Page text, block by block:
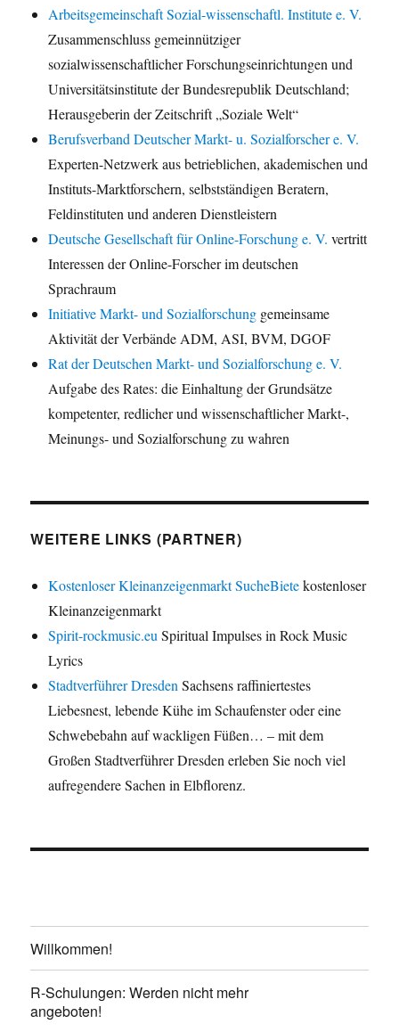
Arbeitsgemeinschaft Sozial-wissenschaftl. Institute e. V.
Zusammenschluss gemeinnütziger
sozialwissenschaftlicher Forschungseinrichtungen und
Universitätsinstitute der Bundesrepublik Deutschland;
Herausgeberin der Zeitschrift „Soziale Welt“
Berufsverband Deutscher Markt- u. Sozialforscher e. V.
Experten-Netzwerk aus betrieblichen, akademischen und
Instituts-Marktforschern, selbstständigen Beratern,
Feldinstituten und anderen Dienstleistern
Deutsche Gesellschaft für Online-Forschung e. V. vertritt
Interessen der Online-Forscher im deutschen
Sprachraum
Initiative Markt- und Sozialforschung gemeinsame
Aktivität der Verbände ADM, ASI, BVM, DGOF
Rat der Deutschen Markt- und Sozialforschung e. V.
Aufgabe des Rates: die Einhaltung der Grundsätze
kompetenter, redlicher und wissenschaftlicher Markt-,
Meinungs- und Sozialforschung zu wahren
WEITERE LINKS (PARTNER)
Kostenloser Kleinanzeigenmarkt SucheBietekostenloser
Kleinanzeigenmarkt
Spirit-rockmusic.eu Spiritual Impulses in Rock Music
Lyrics
Stadtverführer Dresden Sachsens raffiniertestes
Liebesnest, lebende Kühe im Schaufenster oder eine
Schwebebahn auf wackligen Füßen… – mit dem
Großen Stadtverführer Dresden erleben Sie noch viel
aufregendere Sachen in Elbflorenz.
Willkommen!
R-Schulungen: Werden nicht mehr
angeboten!